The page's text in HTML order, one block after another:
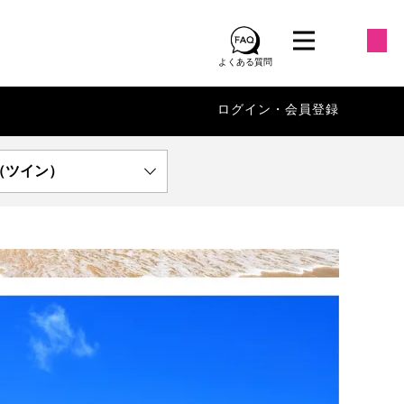
よくある質問
ログイン・会員登録
イン）